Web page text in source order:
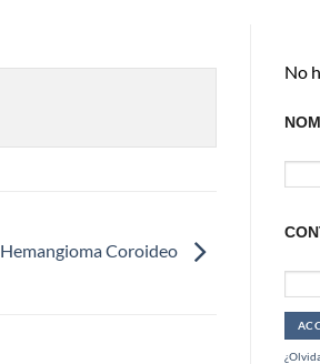
Hemangioma Coroideo
No